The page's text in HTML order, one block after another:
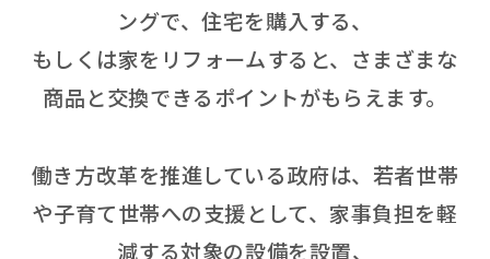
ングで、住宅を購入する、
もしくは家をリフォームすると、さまざまな
商品と交換できるポイントがもらえます。
働き方改革を推進している政府は、若者世帯
や子育て世帯への支援として、家事負担を軽
減する対象の設備を設置、